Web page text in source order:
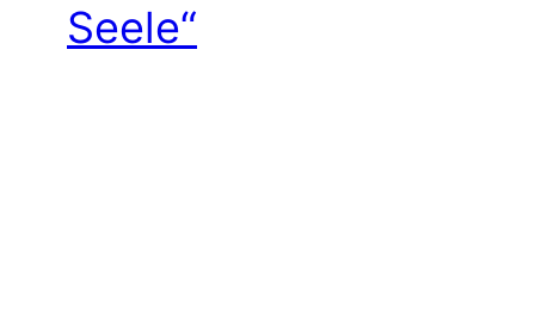
Seele“